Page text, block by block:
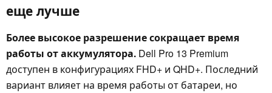
еще лучше
Более высокое разрешение сокращает время
работы от аккумулятора. Dell Pro 13 Premium
доступен в конфигурациях FHD+ и QHD+. Последний
вариант влияет на время работы от батареи, но